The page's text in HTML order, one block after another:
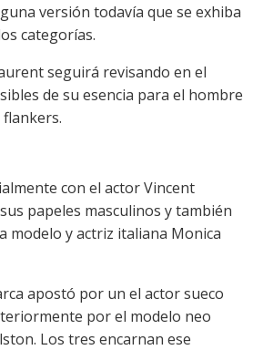
versión todavía que se exhiba
categorías.
seguirá revisando en el
de su esencia para el hombre
con el actor Vincent
papeles masculinos y también
modelo y actriz italiana Monica
apostó por un el actor sueco
por el modelo neo
Los tres encarnan ese